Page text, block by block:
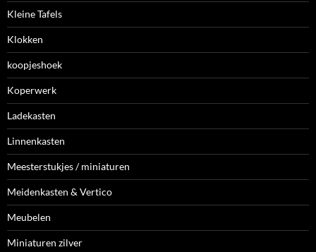
Kleine Tafels
Klokken
koopjeshoek
Koperwerk
Ladekasten
Linnenkasten
Meesterstukjes / miniaturen
Meidenkasten & Vertico
Meubelen
Miniaturen zilver